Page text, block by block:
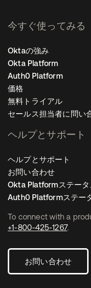
To connect with a
+1-800-425-1267.
お問い合わせ
今すぐ使ってみる
Oktaの強み
Okta Platform
Auth0 Platform
価格
無料トライアル
セールス担当者に問い
ヘルプとサポート
ヘルプとサポート
お問い合わせ
Okta Platformステータ
Auth0 Platformステー